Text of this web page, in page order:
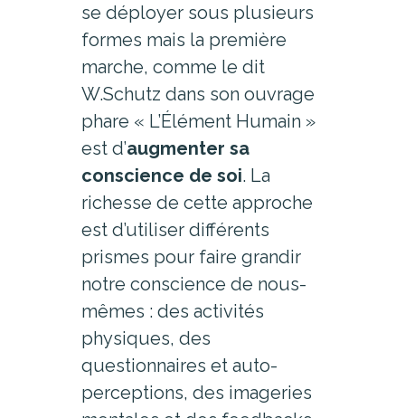
se déployer sous plusieurs
formes mais la première
marche, comme le dit
W.Schutz dans son ouvrage
phare « L’Élément Humain »
est d’augmenter sa
conscience de soi. La
richesse de cette approche
est d’utiliser différents
prismes pour faire grandir
notre conscience de nous-
mêmes : des activités
physiques, des
questionnaires et auto-
perceptions, des imageries